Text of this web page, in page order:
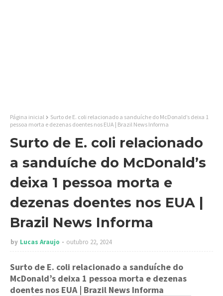
Página inicial
Surto de E. coli relacionado a sanduíche do McDonald’s deixa 1
pessoa morta e dezenas doentes nos EUA | Brazil News Informa
Surto de E. coli relacionado
a sanduíche do McDonald’s
deixa 1 pessoa morta e
dezenas doentes nos EUA |
Brazil News Informa
by Lucas Araujo outubro 22, 2024
Surto de E. coli relacionado a sanduíche do
McDonald’s deixa 1 pessoa morta e dezenas
doentes nos EUA| Brazil News Informa